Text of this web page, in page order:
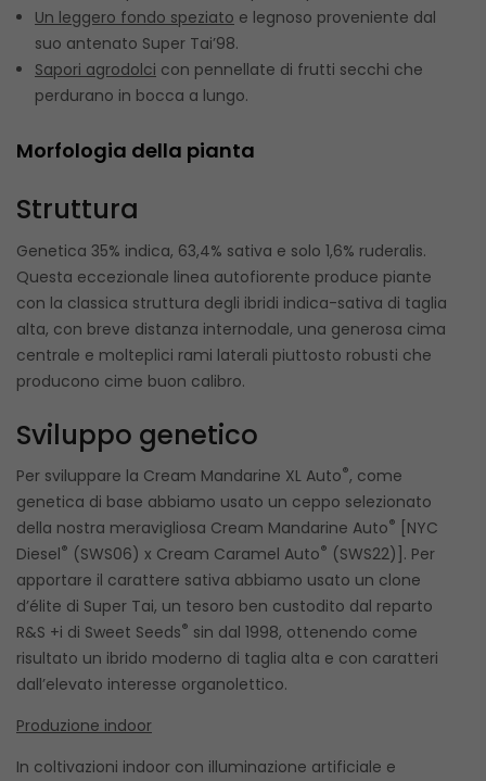
Un leggero fondo speziato e legnoso proveniente dal
suo antenato Super Tai’98.
Sapori agrodolci con pennellate di frutti secchi che
perdurano in bocca a lungo.
Morfologia della pianta
Struttura
Genetica 35% indica, 63,4% sativa e solo 1,6% ruderalis.
Questa eccezionale linea autofiorente produce piante
con la classica struttura degli ibridi indica-sativa di taglia
alta, con breve distanza internodale, una generosa cima
centrale e molteplici rami laterali piuttosto robusti che
producono cime buon calibro.
Sviluppo genetico
Per sviluppare la Cream Mandarine XL Auto®, come
genetica di base abbiamo usato un ceppo selezionato
della nostra meravigliosa Cream Mandarine Auto®
[NYC
Diesel® (SWS06) x Cream Caramel Auto® (SWS22)]. Per
apportare il carattere sativa abbiamo usato un clone
d’élite di Super Tai, un tesoro ben custodito dal reparto
R&S +i di Sweet Seeds® sin dal 1998, ottenendo come
risultato un ibrido moderno di taglia alta e con caratteri
dall’elevato interesse organolettico.
Produzione indoor
In coltivazioni indoor con illuminazione artificiale e